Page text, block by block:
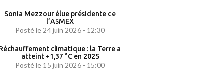
Sonia Mezzour élue présidente de
l’ASMEX
Posté le 24 juin 2026 - 12:30
climatique : la Terre a
atteint +1,37 °C en 2025
Posté le 15 juin 2026 - 15:00